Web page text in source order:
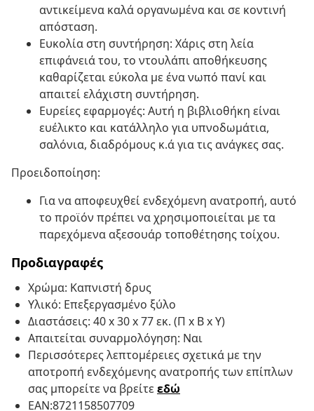
αντικείμενα καλά οργανωμένα και σε κοντινή
απόσταση.
Ευκολία στη συντήρηση: Χάρις στη λεία
επιφάνειά του, το ντουλάπι αποθήκευσης
καθαρίζεται εύκολα με ένα νωπό πανί και
απαιτεί ελάχιστη συντήρηση.
Ευρείες εφαρμογές: Αυτή η βιβλιοθήκη είναι
ευέλικτο και κατάλληλο για υπνοδωμάτια,
σαλόνια, διαδρόμους κ.ά για τις ανάγκες σας.
Προειδοποίηση:
Για να αποφευχθεί ενδεχόμενη ανατροπή, αυτό
το προϊόν πρέπει να χρησιμοποιείται με τα
παρεχόμενα αξεσουάρ τοποθέτησης τοίχου.
Προδιαγραφές
Χρώμα: Καπνιστή δρυς
Υλικό: Επεξεργασμένο ξύλο
Διαστάσεις: 40 x 30 x 77 εκ. (Π x Β x Υ)
Απαιτείται συναρμολόγηση: Ναι
Περισσότερες λεπτομέρειες σχετικά με την
αποτροπή ενδεχόμενης ανατροπής των επίπλων
σας μπορείτε να βρείτεεδώ
EAN:8721158507709